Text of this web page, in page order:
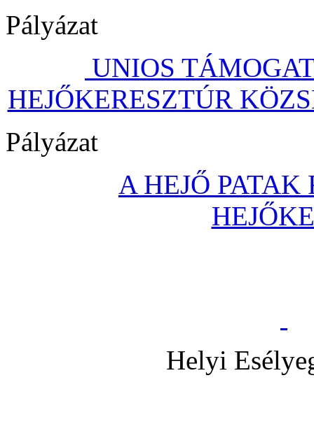
Pályázat
UNIOS
HEJŐKERESZTÚR
Pályázat
A HEJŐ
Helyi